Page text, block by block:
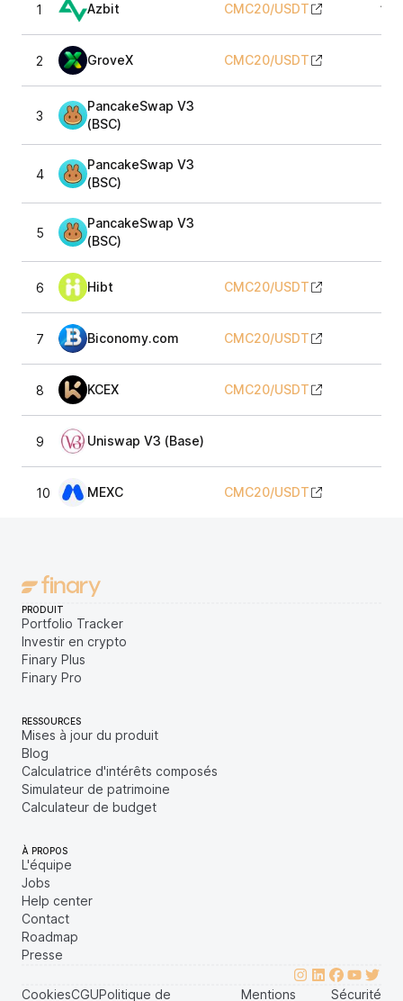
1 Azbit CMC20/USDT
2 GroveX CMC20/USDT
3
PancakeSwap V3
(BSC)
4
PancakeSwap V3
(BSC)
5
PancakeSwap V3
(BSC)
6 Hibt CMC20/USDT
7 Biconomy.com CMC20/USDT
8 KCEX CMC20/USDT
9 Uniswap V3 (Base)
10 MEXC CMC20/USDT
PRODUIT
Portfolio Tracker
Investir en crypto
Finary Plus
Finary Pro
RESSOURCES
Mises à jour du produit
Blog
Calculatrice d'intérêts composés
Simulateur de patrimoine
Calculateur de budget
À PROPOS
L'équipe
Jobs
Help center
Contact
Roadmap
Presse
CookiesCGUPolitique de Mentions Sécurité